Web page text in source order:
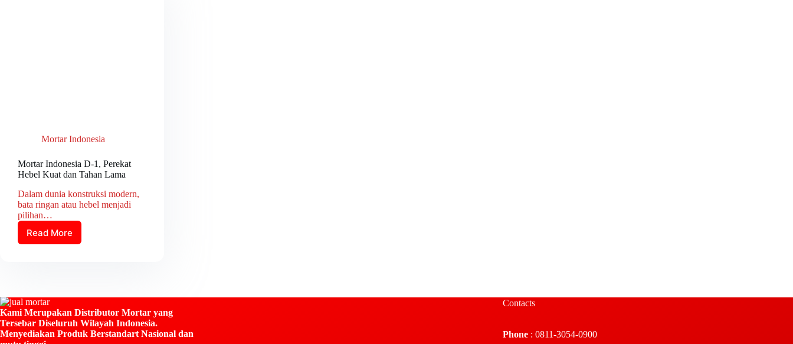
Mortar Indonesia
Mortar Indonesia D-1, Perekat
Hebel Kuat dan Tahan Lama
Dalam dunia konstruksi modern,
bata ringan atau hebel menjadi
pilihan…
Read More
Mortar
Kuat
dan
Tahan
Lama
Kami Merupakan Distributor Mortar yang
Tersebar Diseluruh Wilayah Indonesia.
Menyediakan Produk Berstandart Nasional dan
Contacts
Phone : 0811-3054-0900